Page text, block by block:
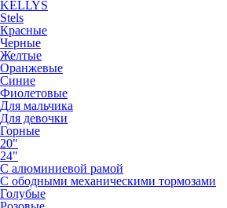
KELLYS
Stels
Красные
Черные
Желтые
Оранжевые
Синие
Фиолетовые
Для мальчика
Для девочки
Горные
20"
24"
С алюминиевой рамой
С ободными механическими тормозами
Голубые